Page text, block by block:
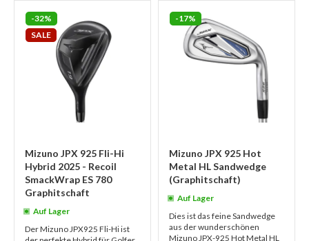
-32%
SALE
Mizuno JPX 925 Fli-Hi
Hybrid 2025 - Recoil
SmackWrap ES 780
Graphitschaft
Auf Lager
Der Mizuno JPX925 Fli-Hi ist
-17%
Mizuno JPX 925 Hot
Metal HL Sandwedge
(Graphitschaft)
Auf Lager
Dies ist das feine Sandwedge
aus der wunderschönen
Mizuno JPX-925 Hot Metal HL